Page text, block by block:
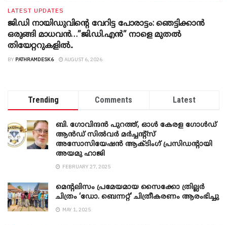
LATEST UPDATES
ജി.ഡി നായിഡുവിന്റെ വേറിട്ട പോരാട്ടം: ഞെട്ടിക്കാൻ
ഒരുങ്ങി മാധവൻ…”ജി.ഡി.എൻ” നാളെ മുതൽ
തിയേറ്ററുകളിൽ..
BY PATHRAMDESK6 AUGUST 6, 2026
Trending Comments Latest
ബി. ​ഗോവിന്ദൻ പുറത്ത്, ഓൾ കേരള ഗോൾഡ്
ആൻഡ് സിൽവർ മർച്ചന്റ്സ്
അസോസിയേഷൻ ആക്ടിംഗ് പ്രസിഡന്റായി
അയമു ഹാജി
FEBRUARY 27, 2025
മെന്‍റലിസം പ്രമേയമായ സൈക്കോ ത്രില്ലർ
ചിത്രം ‘ഡോ. ബെന്നറ്റ്’ ചിത്രീകരണം ആരംഭിച്ചു
MAY 1, 2025